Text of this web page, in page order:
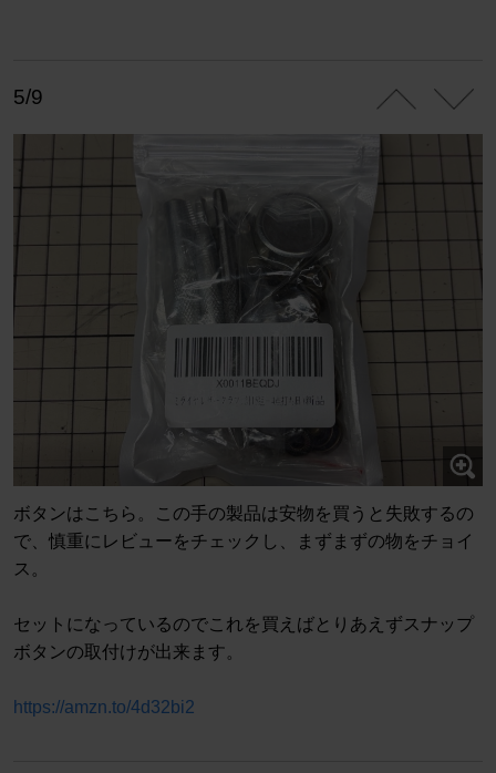
5/9
ボタンはこちら。この手の製品は安物を買うと失敗するの
で、慎重にレビューをチェックし、まずまずの物をチョイ
ス。
セットになっているのでこれを買えばとりあえずスナップ
ボタンの取付けが出来ます。
https://amzn.to/4d32bi2